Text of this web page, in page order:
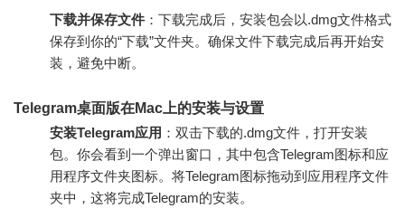
下载并保存文件 ：下载完成后，安装包会以.dmg文件格式
保存到你的“下载”文件夹。确保文件下载完成后再开始安
装，避免中断。
Telegram桌面版在Mac上的安装与设置
安装Telegram应用 ：双击下载的.dmg文件，打开安装
包。你会看到一个弹出窗口，其中包含Telegram图标和应
用程序文件夹图标。将Telegram图标拖动到应用程序文件
夹中，这将完成Telegram的安装。